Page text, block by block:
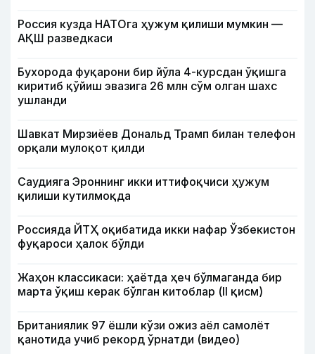
Россия кузда НАТОга ҳужум қилиши мумкин —
АҚШ разведкаси
Бухорода фуқарони бир йўла 4-курсдан ўқишга
киритиб қўйиш эвазига 26 млн сўм олган шахс
ушланди
Шавкат Мирзиёев Дональд Трамп билан телефон
орқали мулоқот қилди
Саудияга Эроннинг икки иттифоқчиси ҳужум
қилиши кутилмоқда
Россияда ЙТҲ оқибатида икки нафар Ўзбекистон
фуқароси ҳалок бўлди
Жаҳон классикаси: ҳаётда ҳеч бўлмаганда бир
марта ўқиш керак бўлган китоблар (II қисм)
Британиялик 97 ёшли кўзи ожиз аёл самолёт
қанотида учиб рекорд ўрнатди (видео)